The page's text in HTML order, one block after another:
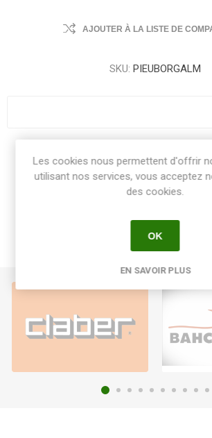
AJOUTER À LA LISTE DE
SKU: PIEUBORGALM
Share:
Les cookies nous permettent d'offrir
utilisant nos services, vous acceptez
des cookies.
OK
EN SAVOIR PLUS